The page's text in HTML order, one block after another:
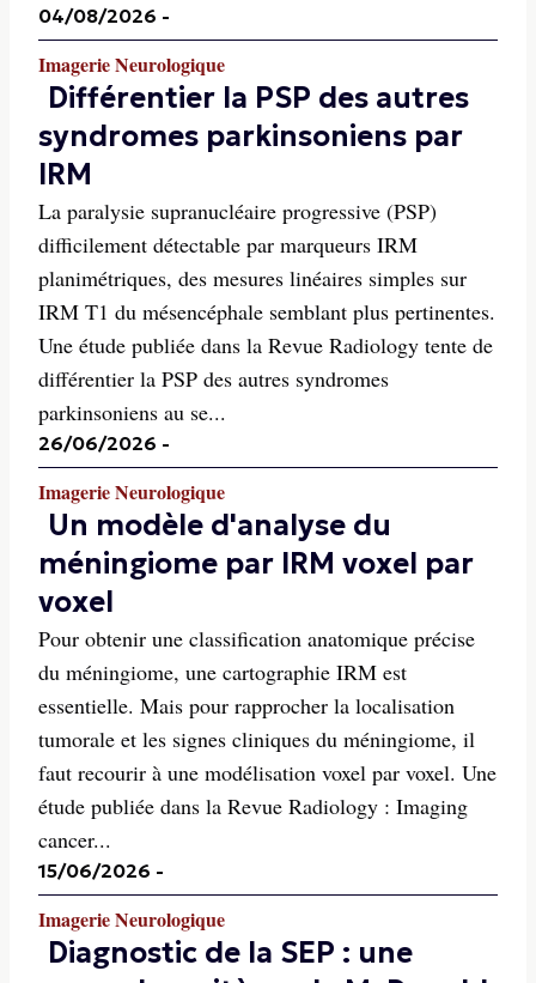
04/08/2026 -
Imagerie Neurologique
Différentier la PSP des autres
syndromes parkinsoniens par
IRM
La paralysie supranucléaire progressive (PSP)
difficilement détectable par marqueurs IRM
planimétriques, des mesures linéaires simples sur
IRM T1 du mésencéphale semblant plus pertinentes.
Une étude publiée dans la Revue Radiology tente de
différentier la PSP des autres syndromes
parkinsoniens au se...
26/06/2026 -
Imagerie Neurologique
Un modèle d'analyse du
méningiome par IRM voxel par
voxel
Pour obtenir une classification anatomique précise
du méningiome, une cartographie IRM est
essentielle. Mais pour rapprocher la localisation
tumorale et les signes cliniques du méningiome, il
faut recourir à une modélisation voxel par voxel. Une
étude publiée dans la Revue Radiology : Imaging
cancer...
15/06/2026 -
Imagerie Neurologique
Diagnostic de la SEP : une